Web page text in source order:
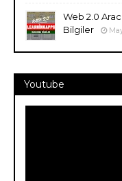
Web 2.0
Bilgiler
Youtube